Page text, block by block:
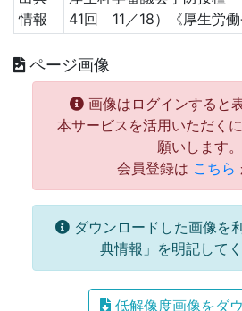
情報
41回 11／18）《厚生労働
ページ画像
画像はログインすると
本サービスを活用いただく
願いします。
会員登録は こちら
ダウンロードした画像を
典情報」を明記してく
低解像度画像をダ